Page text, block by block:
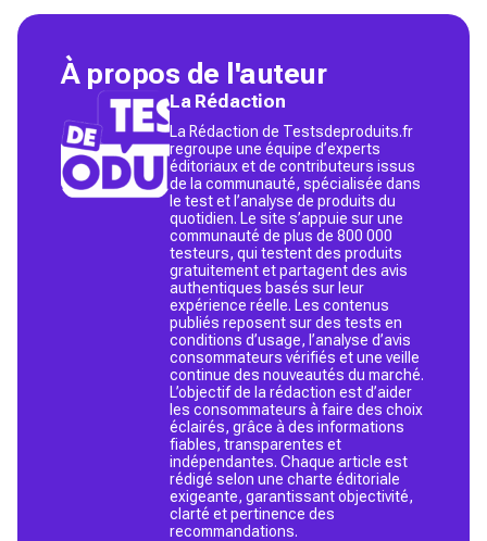
À propos de l'auteur
La Rédaction
La Rédaction de Testsdeproduits.fr
regroupe une équipe d’experts
éditoriaux et de contributeurs issus
de la communauté, spécialisée dans
le test et l’analyse de produits du
quotidien. Le site s’appuie sur une
communauté de plus de 800 000
testeurs, qui testent des produits
gratuitement et partagent des avis
authentiques basés sur leur
expérience réelle. Les contenus
publiés reposent sur des tests en
conditions d’usage, l’analyse d’avis
consommateurs vérifiés et une veille
continue des nouveautés du marché.
L’objectif de la rédaction est d’aider
les consommateurs à faire des choix
éclairés, grâce à des informations
fiables, transparentes et
indépendantes. Chaque article est
rédigé selon une charte éditoriale
exigeante, garantissant objectivité,
clarté et pertinence des
recommandations.